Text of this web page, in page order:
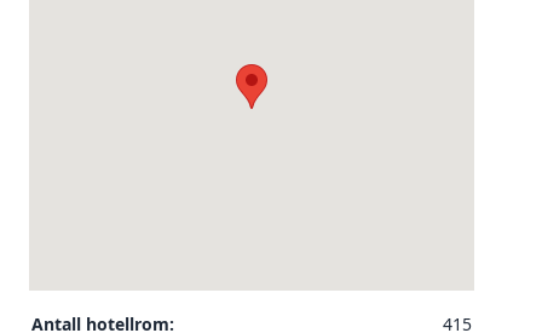
Antall hotellrom:
415